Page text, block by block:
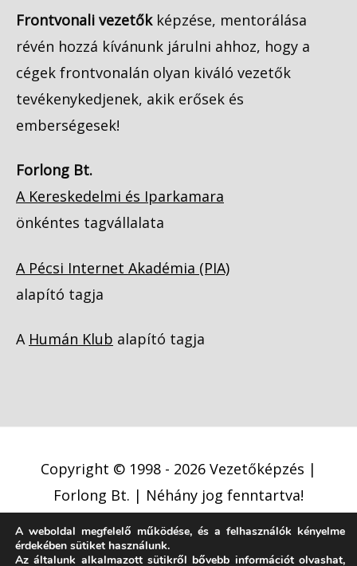
Frontvonali vezetőkképzése, mentorálása
révén hozzá kívánunk járulni ahhoz, hogy a
cégek frontvonalán olyan kiváló vezetők
tevékenykedjenek, akik erősek és
emberségesek!
Forlong Bt.
A Kereskedelmi és Iparkamara
önkéntes tagvállalata
A Pécsi Internet Akadémia (PIA)
alapító tagja
A Humán Klub alapító tagja
Copyright © 1998 - 2026 Vezetőképzés |
Forlong Bt. | Néhány jog fenntartva!
Adatkezelési tájékoztató
A weboldal megfelelő működése, és a felhasználók kényelme
érdekében sütiket használunk.
Az általunk alkalmazott sütikről bővebb információt olvashat,